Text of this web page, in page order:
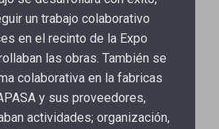
un trabajo colaborativo
en el recinto de la Expo
las obras. También se
colaborativa en la fabricas
y sus proveedores,
actividades; organización,